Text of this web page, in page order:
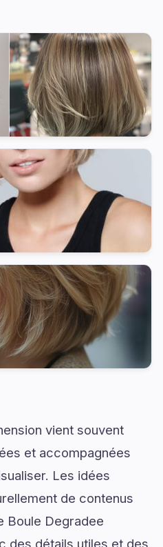
vient souvent
et accompagnées
Les idées
de contenus
Boule Degradee
des détails utiles et des